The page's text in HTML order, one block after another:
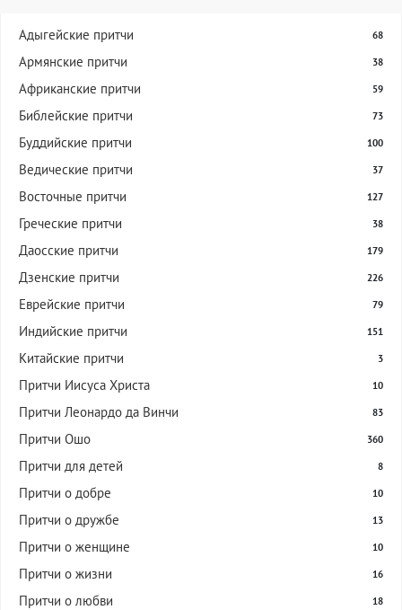
Адыгейские притчи 68
Армянские притчи 38
Африканские притчи 59
Библейские притчи 73
Буддийские притчи 100
Ведические притчи 37
Восточные притчи 127
Греческие притчи 38
Даосские притчи 179
Дзенские притчи 226
Еврейские притчи 79
Индийские притчи 151
Китайские притчи 3
Притчи Иисуса Христа 10
Притчи Леонардо да Винчи 83
Притчи Ошо 360
Притчи для детей 8
Притчи о добре 10
Притчи о дружбе 13
Притчи о женщине 10
Притчи о жизни 16
Притчи о любви 18